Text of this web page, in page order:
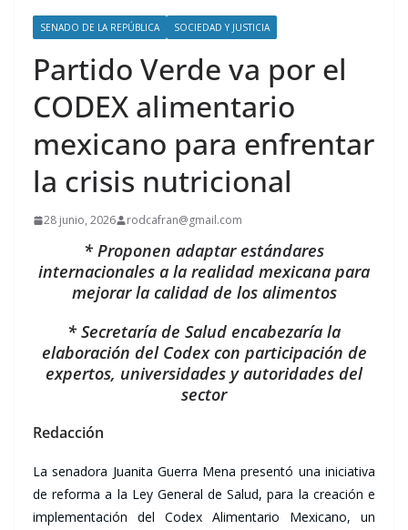
SENADO DE LA REPÚBLICA SOCIEDAD Y JUSTICIA
Partido Verde va por el
CODEX alimentario
mexicano para enfrentar
la crisis nutricional
28 junio, 2026 rodcafran@gmail.com
* Proponen adaptar estándares
internacionales a la realidad mexicana para
mejorar la calidad de los alimentos
* Secretaría de Salud encabezaría la
elaboración del Codex con participación de
expertos, universidades y autoridades del
sector
Redacción
La senadora Juanita Guerra Mena presentó una iniciativa
de reforma a la Ley General de Salud, para la creación e
implementación del Codex Alimentario Mexicano, un